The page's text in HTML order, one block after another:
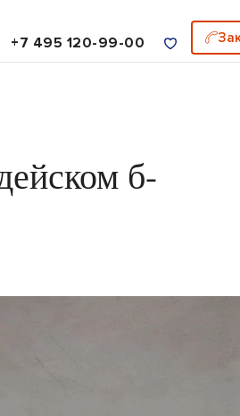
+7 495 120-99-00
б-